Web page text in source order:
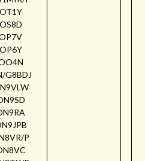
OT1Y
OS8D
OP6Y
G8BDJ
P